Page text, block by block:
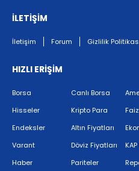
İLETİŞİM
İletişim Forum Gizlilik
HIZLI ERİŞİM
Borsa
Hisseler
Endeksler
Varant
Haber
Canlı Borsa
Kripto Para
Altın Fiyatları
Döviz Fiyatları
Pariteler
Faiz